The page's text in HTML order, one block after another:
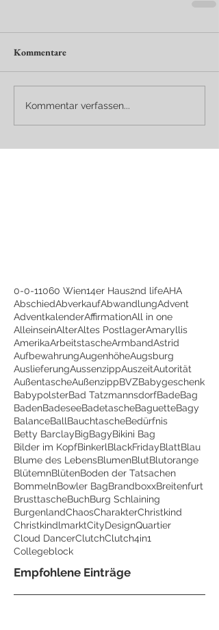
Kommentare
Kommentar verfassen...
0-0-11060 Wien14er Haus2nd lifeAHA
AbschiedAbverkaufAbwandlungAdvent
AdventkalenderAffirmationAll in one
AlleinseinAlterAltes PostlagerAmaryllis
AmerikaArbeitstascheArmbandAstrid
AufbewahrungAugenhöheAugsburg
AuslieferungAussenzippAuszeitAutorität
AußentascheAußenzippBVZBabygeschenk
BabypolsterBad TatzmannsdorfBadeBag
BadenBadeseeBadetascheBaguetteBagy
BalanceBallBauchtascheBedürfnis
Betty BarclayBigBagyBikini Bag
Bilder im KopfBinkerlBlackFridayBlattBlau
Blume des LebensBlumenBlutBlutorange
BlütemnBlütenBoden der Tatsachen
BommelnBowler BagBrandboxxBreitenfurt
BrusttascheBuchBurg Schlaining
BurgenlandChaosCharakterChristkind
ChristkindlmarktCityDesignQuartier
Cloud DancerClutchClutch4in1
Collegeblock
Empfohlene Einträge